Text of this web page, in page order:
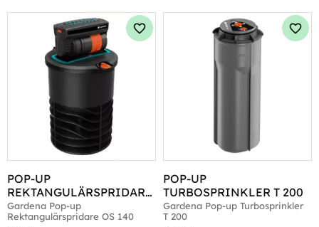
POP-UP
REKTANGULÄRSPRIDARE
OS 140
Gardena Pop-up
Rektangulärspridare OS 140
Lägg till i favoriter
POP-UP
TURBOSPRINKLER T 200
Gardena Pop-up Turbosprinkler
T 200